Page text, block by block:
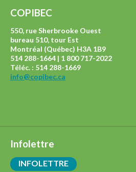
COPIBEC
550, rue Sherbrooke Ouest
bureau 510, tour Est
Montréal (Québec) H3A 1B9
514 288-1664 | 1 800 717-2022
Téléc. : 514 288-1669
info@copibec.ca
Infolettre
INFOLETTRE